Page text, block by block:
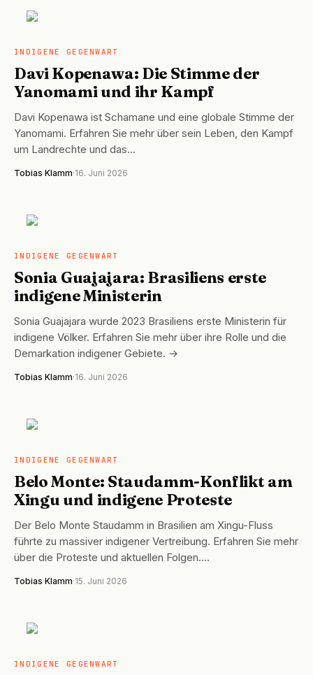
INDIGENE GEGENWART
INDIGENE GEGENWART
Davi Kopenawa: Die Stimme der
Yanomami und ihr Kampf
Davi Kopenawa ist Schamane und eine globale Stimme der
Yanomami. Erfahren Sie mehr über sein Leben, den Kampf
um Landrechte und das…
Tobias Klamm·16. Juni 2026
INDIGENE GEGENWART
INDIGENE GEGENWART
Sonia Guajajara: Brasiliens erste
indigene Ministerin
Sonia Guajajara wurde 2023 Brasiliens erste Ministerin für
indigene Völker. Erfahren Sie mehr über ihre Rolle und die
Demarkation indigener Gebiete. →
Tobias Klamm·16. Juni 2026
INDIGENE GEGENWART
INDIGENE GEGENWART
Belo Monte: Staudamm-Konflikt am
Xingu und indigene Proteste
Der Belo Monte Staudamm in Brasilien am Xingu-Fluss
führte zu massiver indigener Vertreibung. Erfahren Sie mehr
über die Proteste und aktuellen Folgen.…
Tobias Klamm·15. Juni 2026
INDIGENE GEGENWART
INDIGENE GEGENWART